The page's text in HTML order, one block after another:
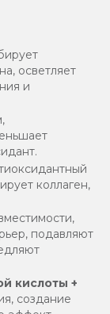
осветляет
и
коллаген,
подавляют
кислоты +
создание